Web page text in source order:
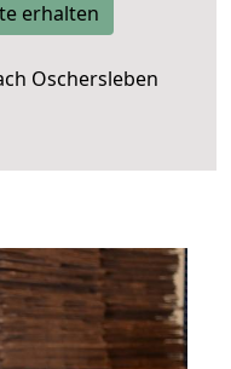
erhalten